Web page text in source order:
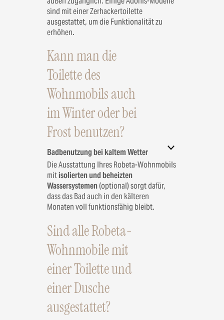
sind mit einer Zerhackertoilette
ausgestattet, um die Funktionalität zu
erhöhen.
Kann man die
Toilette des
Wohnmobils auch
im Winter oder bei
Frost benutzen?
Badbenutzung bei kaltem Wetter
Die Ausstattung Ihres Robeta-Wohnmobils
mitisolierten und beheizten
Wassersystemen(optional) sorgt dafür,
dass das Bad auch in den kälteren
Monaten voll funktionsfähig bleibt.
Sind alle Robeta-
Wohnmobile mit
einer Toilette und
einer Dusche
ausgestattet?